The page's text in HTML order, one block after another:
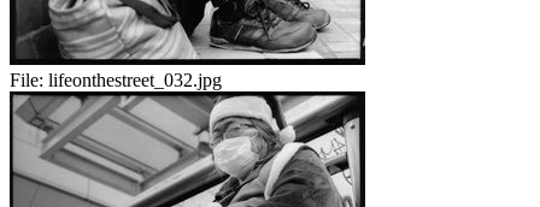
File: lifeonthestreet_032.jpg